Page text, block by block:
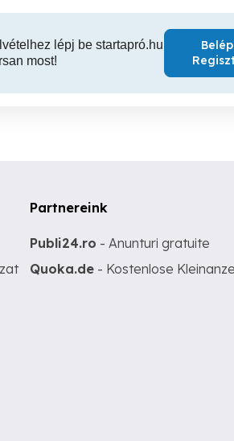
lépj be startapró.hu
most!
Partnereink
Publi24.ro - Anunturi gratuite
Quoka.de - Kostenlose